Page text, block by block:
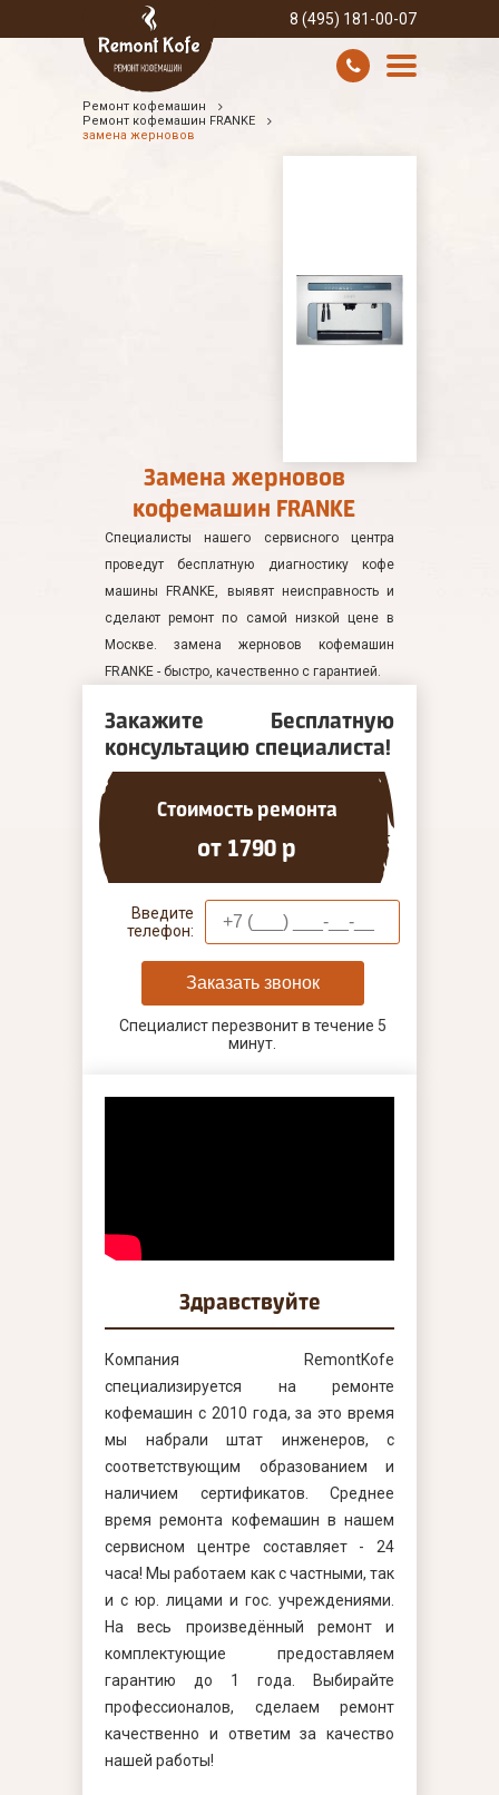
8 (495) 181-00-07
УСЛУГИ И ЦЕНЫ
Ремонт кофемашин
Ремонт кофемашин FRANKE
замена жерновов
Замена жерновов
кофемашин FRANKE
Специалисты нашего сервисного центра
проведут бесплатную диагностику кофе
машины FRANKE, выявят неисправность и
сделают ремонт по самой низкой цене в
Москве. замена жерновов кофемашин
FRANKE - быстро, качественно с гарантией.
Закажите Бесплатную
консультацию специалиста!
Стоимость ремонта
от 1790 р
Введите
телефон:
Заказать звонок
Специалист перезвонит в течение 5
минут.
Здравствуйте
Компания RemontKofe
специализируется на ремонте
кофемашин с 2010 года, за это время
мы набрали штат инженеров, с
соответствующим образованием и
наличием сертификатов. Среднее
время ремонта кофемашин в нашем
сервисном центре составляет - 24
часа! Мы работаем как с частными, так
и с юр. лицами и гос. учреждениями.
На весь произведённый ремонт и
комплектующие предоставляем
гарантию до 1 года. Выбирайте
профессионалов, сделаем ремонт
качественно и ответим за качество
нашей работы!